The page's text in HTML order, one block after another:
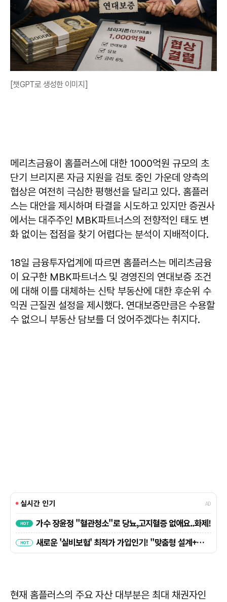
[챗GPT로 생성한 이미지]
메리츠금융이 홈플러스에 대한 1000억원 규모의 초
단기 브리지론 자금 지원을 검토 중인 가운데 양측의
협상은 여전히 극심한 평행선을 달리고 있다. 홈플러
스는 대안을 제시하며 타결을 시도하고 있지만 증권사
에서는 대주주인 MBK파트너스의 전향적인 태도 변
화 없이는 접점을 찾기 어렵다는 분석이 지배적이다.
18일 금융투자업계에 따르면 홈플러스는 메리츠금융
이 요구한 MBK파트너스 및 경영진의 연대보증 조건
에 대해 이를 대체하는 신탁 부동산에 대한 후순위 수
익권 근질권 설정을 제시했다. 연대보증만큼은 수용할
수 없으니 부동산 담보를 더 얹어주겠다는 취지다.
현재 홈플러스의 주요 자산 대부분은 최대 채권자인